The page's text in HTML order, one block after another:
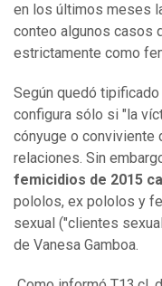
en los últimos meses
conteo algunos casos
estrictamente como
Según quedó
configura sólo si "la
cónyuge o conviviente
relaciones. Sin
femicidios de 2015
pololos, ex pololos y
sexual ("clientes
de Vanesa Gamboa.